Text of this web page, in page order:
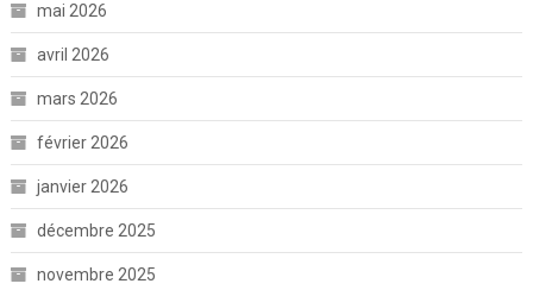
mai 2026
avril 2026
mars 2026
février 2026
janvier 2026
décembre 2025
novembre 2025